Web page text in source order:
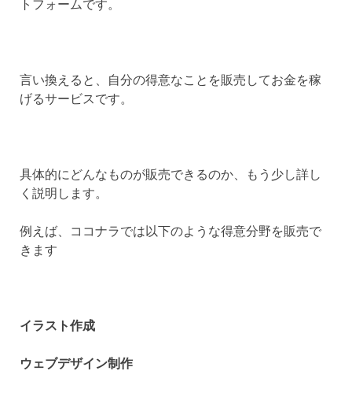
トフォームです。
言い換えると、自分の得意なことを販売してお金を稼
げるサービスです。
具体的にどんなものが販売できるのか、もう少し詳し
く説明します。
例えば、ココナラでは以下のような得意分野を販売で
きます
イラスト作成
ウェブデザイン制作